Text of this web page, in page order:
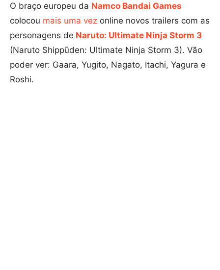
O braço europeu da Namco Bandai Games
colocou mais uma vez online novos trailers com as
personagens de Naruto: Ultimate Ninja Storm 3
(Naruto Shippūden: Ultimate Ninja Storm 3). Vão
poder ver: Gaara, Yugito, Nagato, Itachi, Yagura e
Roshi.